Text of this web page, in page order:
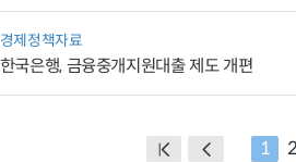
경제정책자료
한국은행, 금융중개지원대출 제도 개편
1 2